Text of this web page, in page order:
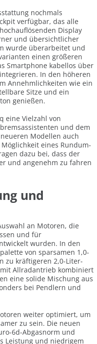
nochmals
verfügbar, das alle
Display
und übersichtlicher
wurde überarbeitet und
einen größeren
Smartphone kabellos über
In den höheren
Annehmlichkeiten wie ein
Sitze und ein
genießen.
eine Vielzahl von
und dem
Modellen auch
eines Rundum-
dazu bei, dass der
und angenehm zu fahren
und
an Motoren, die
und für
wurden. In den
von sparsamen 1,0-
zu kräftigeren 2,0-Liter-
Allradantrieb kombiniert
eine solide Mischung aus
bei Pendlern und
weiter optimiert, um
zu sein. Die neuen
6d-Abgasnorm und
Leistung und niedrigem